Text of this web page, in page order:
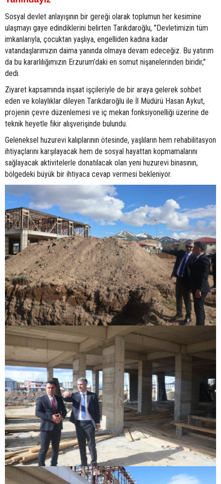
Sosyal devlet anlayışının bir gereği olarak toplumun her kesimine
ulaşmayı gaye edindiklerini belirten Tarıkdaroğlu, "Devletimizin tüm
imkanlarıyla, çocuktan yaşlıya, engelliden kadına kadar
vatandaşlarımızın daima yanında olmaya devam edeceğiz. Bu yatırım
da bu kararlılığımızın Erzurum’daki en somut nişanelerinden biridir,"
dedi.
Ziyaret kapsamında inşaat işçileriyle de bir araya gelerek sohbet
eden ve kolaylıklar dileyen Tarıkdaroğlu ile İl Müdürü Hasan Aykut,
projenin çevre düzenlemesi ve iç mekan fonksiyonelliği üzerine de
teknik heyetle fikir alışverişinde bulundu.
Geleneksel huzurevi kalıplarının ötesinde, yaşlıların hem rehabilitasyon
ihtiyaçlarını karşılayacak hem de sosyal hayattan kopmamalarını
sağlayacak aktivitelerle donatılacak olan yeni huzurevi binasının,
bölgedeki büyük bir ihtiyaca cevap vermesi bekleniyor.